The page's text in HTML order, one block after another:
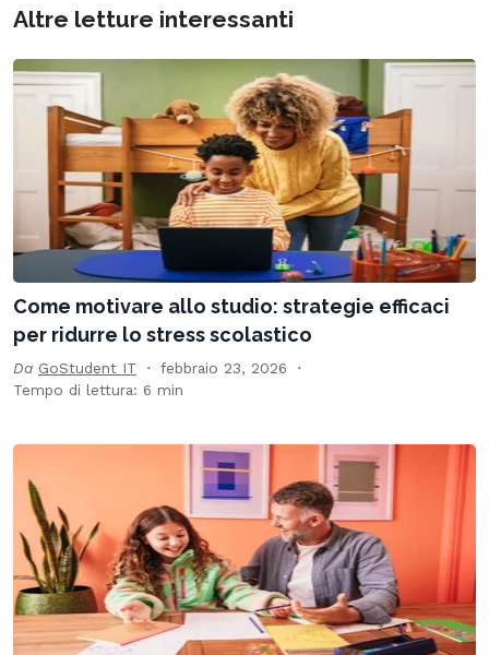
Altre letture interessanti
Come motivare allo studio: strategie efficaci
per ridurre lo stress scolastico
Da GoStudent IT
febbraio 23, 2026
Tempo di lettura: 6 min